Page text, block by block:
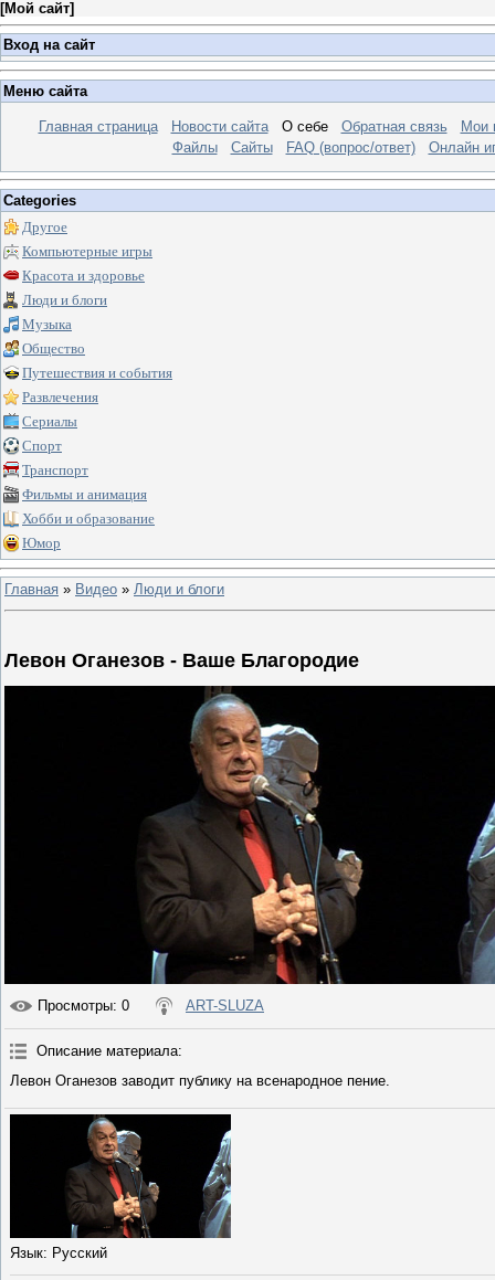
[Мой сайт]
Вход на сайт
Меню сайта
Главная страница Новости сайта О себе Обратная связь
Мои
Файлы
Сайты FAQ (вопрос/ответ) Онлайн
Categories
Другое
Компьютерные игры
Красота и здоровье
Люди и блоги
Музыка
Общество
Путешествия и события
Развлечения
Сериалы
Спорт
Транспорт
Фильмы и анимация
Хобби и образование
Юмор
Главная » Видео » Люди и блоги
Левон Оганезов - Ваше Благородие
Просмотры: 0 ART-SLUZA
Описание материала:
Левон Оганезов заводит публику на всенародное пение.
Язык: Русский